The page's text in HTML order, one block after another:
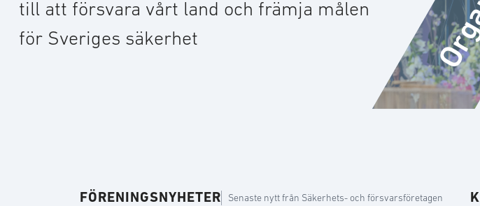
till att försvara vårt land och främja målen
för Sveriges säkerhet
FÖRENINGSNYHETER Senaste nytt från Säkerhets- och försvarsföretagen